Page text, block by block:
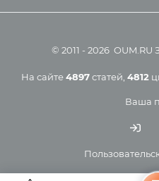
Мероприятия в регионах
Ваша
© 2011 - 2026 OUM.RU
На сайте4897статей, 4812
Политика